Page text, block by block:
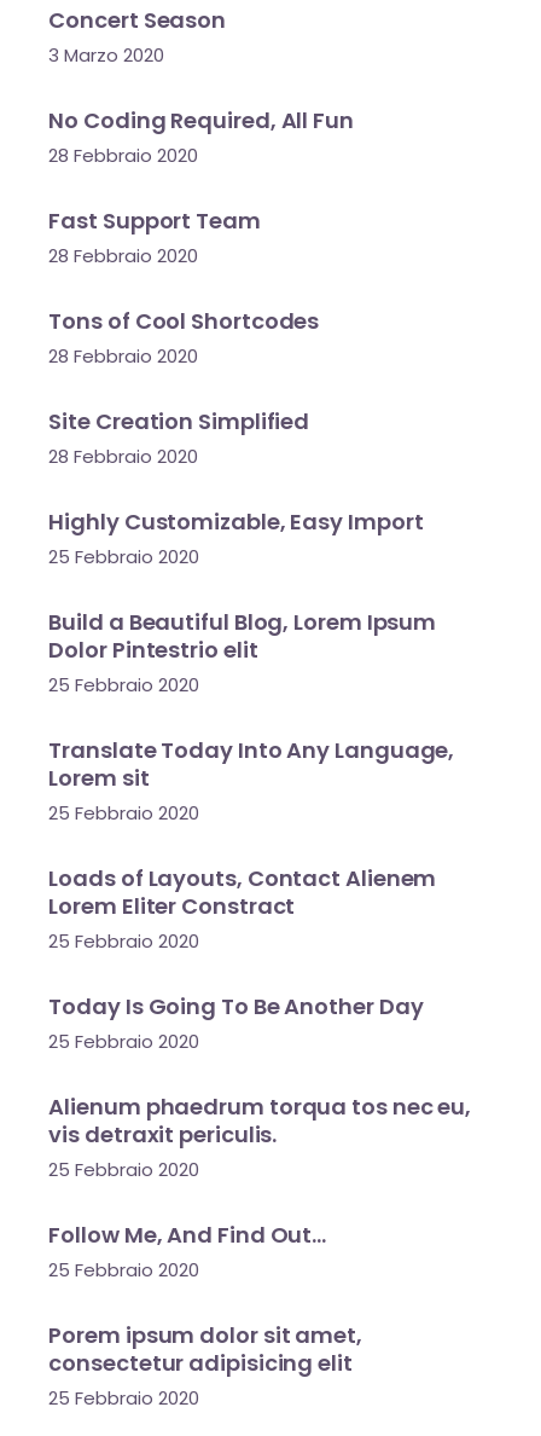
Concert Season
3 Marzo 2020
No Coding Required, All Fun
28 Febbraio 2020
Fast Support Team
28 Febbraio 2020
Tons of Cool Shortcodes
28 Febbraio 2020
Site Creation Simplified
28 Febbraio 2020
Highly Customizable, Easy Import
25 Febbraio 2020
Build a Beautiful Blog, Lorem Ipsum
Dolor Pintestrio elit
25 Febbraio 2020
Translate Today Into Any Language,
Lorem sit
25 Febbraio 2020
Loads of Layouts, Contact Alienem
Lorem Eliter Constract
25 Febbraio 2020
Today Is Going To Be Another Day
25 Febbraio 2020
Alienum phaedrum torqua tos nec eu,
vis detraxit periculis.
25 Febbraio 2020
Follow Me, And Find Out…
25 Febbraio 2020
Porem ipsum dolor sit amet,
consectetur adipisicing elit
25 Febbraio 2020